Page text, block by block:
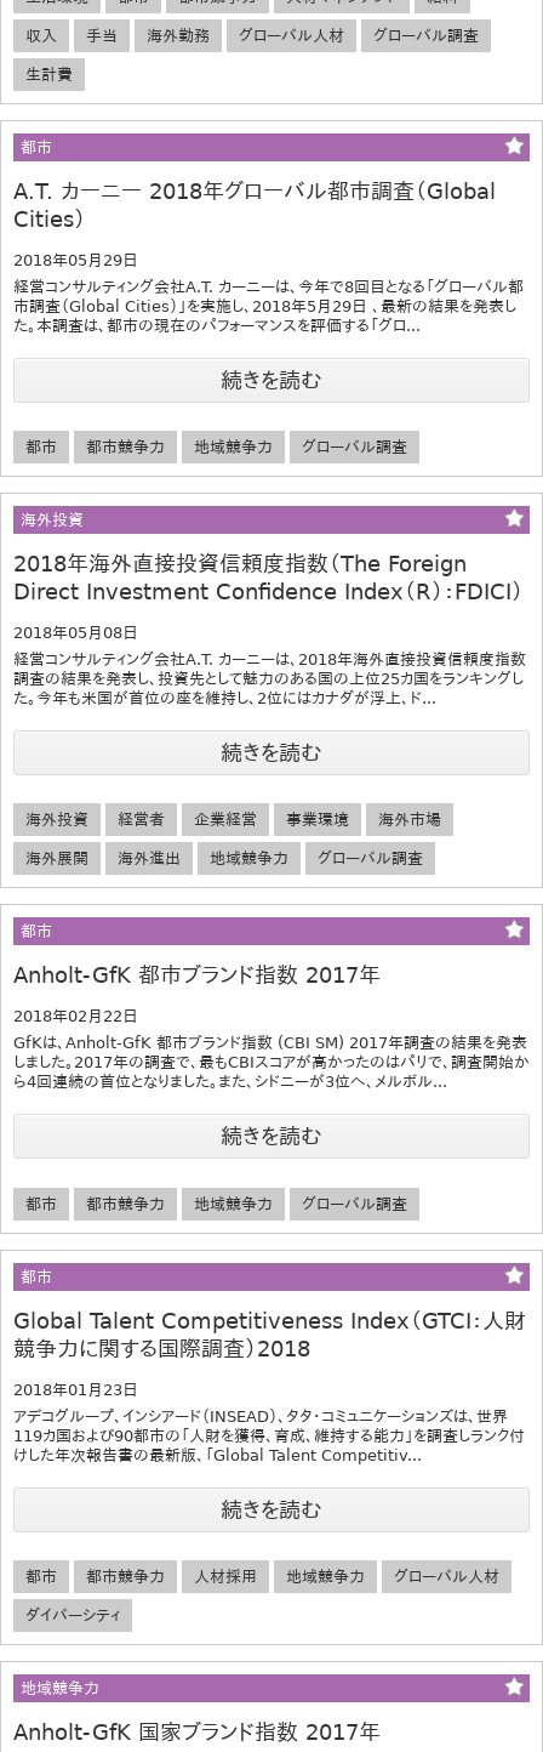
収入 手当 海外勤務 グローバル人材 グローバル調査
生計費
都市
A.T. カーニー 2018年グローバル都市調査（Global
Cities）
2018年05月29日
経営コンサルティング会社A.T. カーニーは、今年で8回目となる「グローバル都
市調査（Global Cities）」を実施し、2018年5月29日 、最新の結果を発表し
た。本調査は、都市の現在のパフォーマンスを評価する「グロ...
続きを読む
都市 都市競争力 地域競争力 グローバル調査
海外投資
2018年海外直接投資信頼度指数（The Foreign
Direct Investment Confidence Index（R）：FDICI）
2018年05月08日
経営コンサルティング会社A.T. カーニーは、2018年海外直接投資信頼度指数
調査の結果を発表し、投資先として魅力のある国の上位25カ国をランキングし
た。今年も米国が首位の座を維持し、2位にはカナダが浮上、ド...
続きを読む
海外投資 経営者 企業経営 事業環境 海外市場
海外展開 海外進出 地域競争力 グローバル調査
都市
Anholt-GfK 都市ブランド指数 2017年
2018年02月22日
GfKは、Anholt-GfK 都市ブランド指数 (CBI SM) 2017年調査の結果を発表
しました。2017年の調査で、最もCBIスコアが高かったのはパリで、調査開始か
ら4回連続の首位となりました。また、シドニーが3位へ、メルボル...
続きを読む
都市 都市競争力 地域競争力 グローバル調査
都市
Global Talent Competitiveness Index（GTCI：人財
競争力に関する国際調査）2018
2018年01月23日
アデコグループ、インシアード（INSEAD）、タタ・コミュニケーションズは、世界
119カ国および90都市の「人財を獲得、育成、維持する能力」を調査しランク付
けした年次報告書の最新版、「Global Talent Competitiv...
続きを読む
都市 都市競争力 人材採用 地域競争力 グローバル人材
ダイバーシティ
地域競争力
Anholt-GfK 国家ブランド指数 2017年